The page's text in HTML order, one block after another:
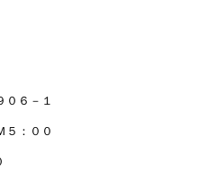
０６－１
５：００